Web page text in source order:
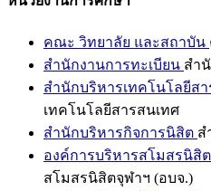
คณะ วิทยาลัย และสถาบัน
สำนักงานการทะเบียน สำ
สำนักบริหารเทคโนโลยีสา
เทคโนโลยีสารสนเทศ
สำนักบริหารกิจการนิสิต ส
องค์การบริหารสโมสรนิสิ
สโมสรนิสิตจุฬาฯ (อบจ.)